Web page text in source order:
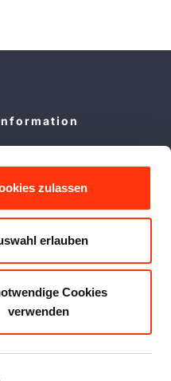
zulassen
erlauben
Cookies
verwenden
FacebookInstagramWhatsApp